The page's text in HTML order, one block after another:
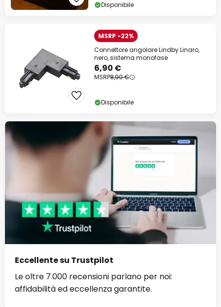
Disponibile
MSRP -22%
Connettore angolare Lindby Linaro,
nero, sistema monofase
6,90 €
MSRP8,90 €
Disponibile
Eccellente su Trustpilot
Le oltre 7.000 recensioni parlano per noi:
affidabilità ed eccellenza garantite.